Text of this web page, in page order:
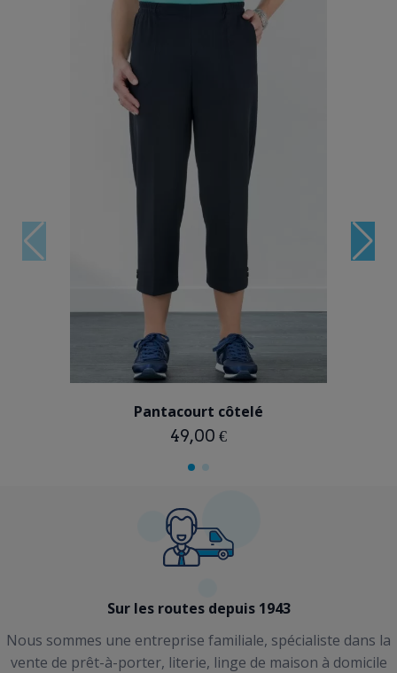
BLEU MARINE
Pantacourt côtelé
49,00 €
Sur les routes depuis 1943
Nous sommes une entreprise familiale, spécialiste dans la
vente de prêt-à-porter, literie, linge de maison à domicile